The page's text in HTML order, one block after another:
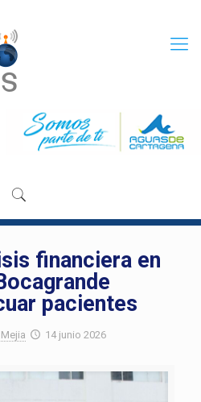
financiera en
pacientes
14 junio 2026